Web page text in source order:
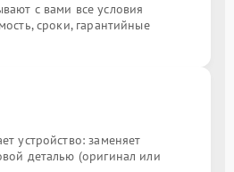
с вами все условия
сроки, гарантийные
устройство: заменяет
деталью (оригинал или